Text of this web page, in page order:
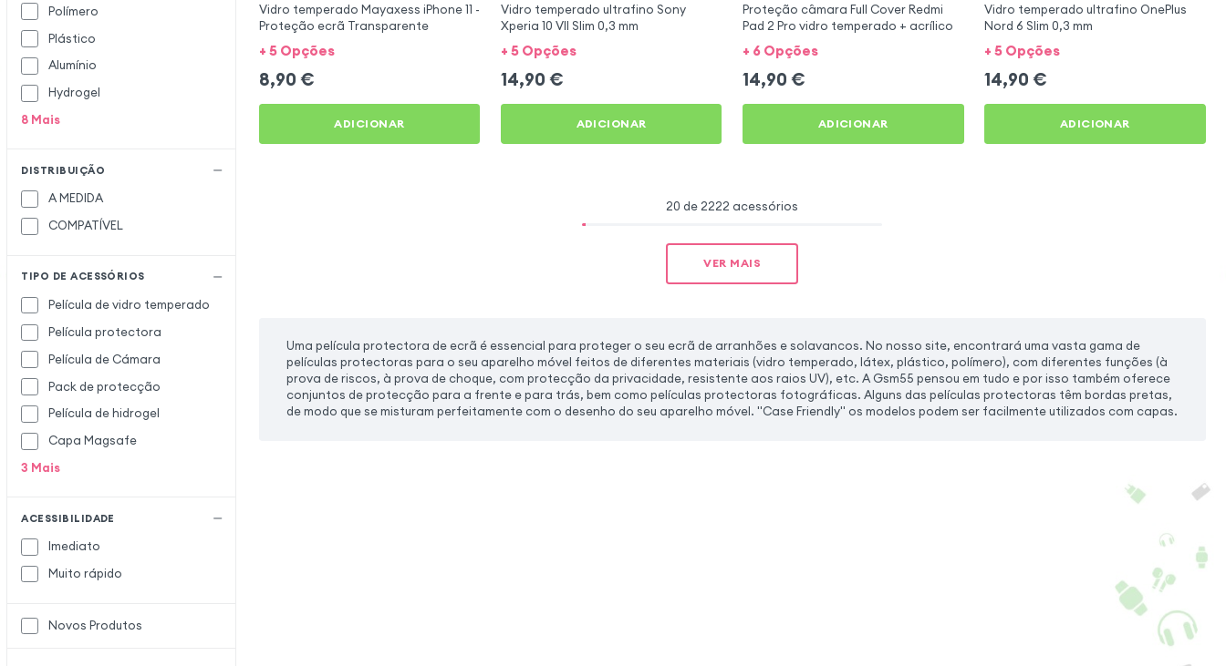
Prio
Rhinoshield
Wiko
X-One
Zanaé
Polímero
Plástico
Alumínio
Hydrogel
8 Mais
DISTRIBUIÇÃO
A MEDIDA
COMPATÍVEL
TIPO DE ACESSÓRIOS
Película de vidro temperado
Película protectora
Película de Cámara
Pack de protecção
Película de hidrogel
Capa Magsafe
3 Mais
ACESSIBILIDADE
Imediato
Muito rápido
Novos Produtos
Vidro temperado Mayaxess iPhone 11 -
Proteção ecrã Transparente
+ 5 Opções
8,90 €
ADICIONAR
Vidro temperado ultrafino Sony
Xperia 10 VII Slim 0,3 mm
+ 5 Opções
14,90 €
ADICIONAR
Proteção câmara Full Cover Redmi
Pad 2 Pro vidro temperado + acrílico
+ 6 Opções
14,90 €
ADICIONAR
Vidro temperado ultrafino OnePlus
Nord 6 Slim 0,3 mm
+ 5 Opções
14,90 €
ADICIONAR
20 de 2222 acessórios
VER MAIS
Uma película protectora de ecrã é essencial para proteger o seu ecrã de arranhões e solavancos. No nosso site, encontrará uma vasta gama de
películas protectoras para o seu aparelho móvel feitos de diferentes materiais (vidro temperado, látex, plástico, polímero), com diferentes funções (à
prova de riscos, à prova de choque, com protecção da privacidade, resistente aos raios UV), etc. A Gsm55 pensou em tudo e por isso também oferece
conjuntos de protecção para a frente e para trás, bem como películas protectoras fotográficas. Alguns das películas protectoras têm bordas pretas,
de modo que se misturam perfeitamente com o desenho do seu aparelho móvel. "Case Friendly" os modelos podem ser facilmente utilizados com capas.